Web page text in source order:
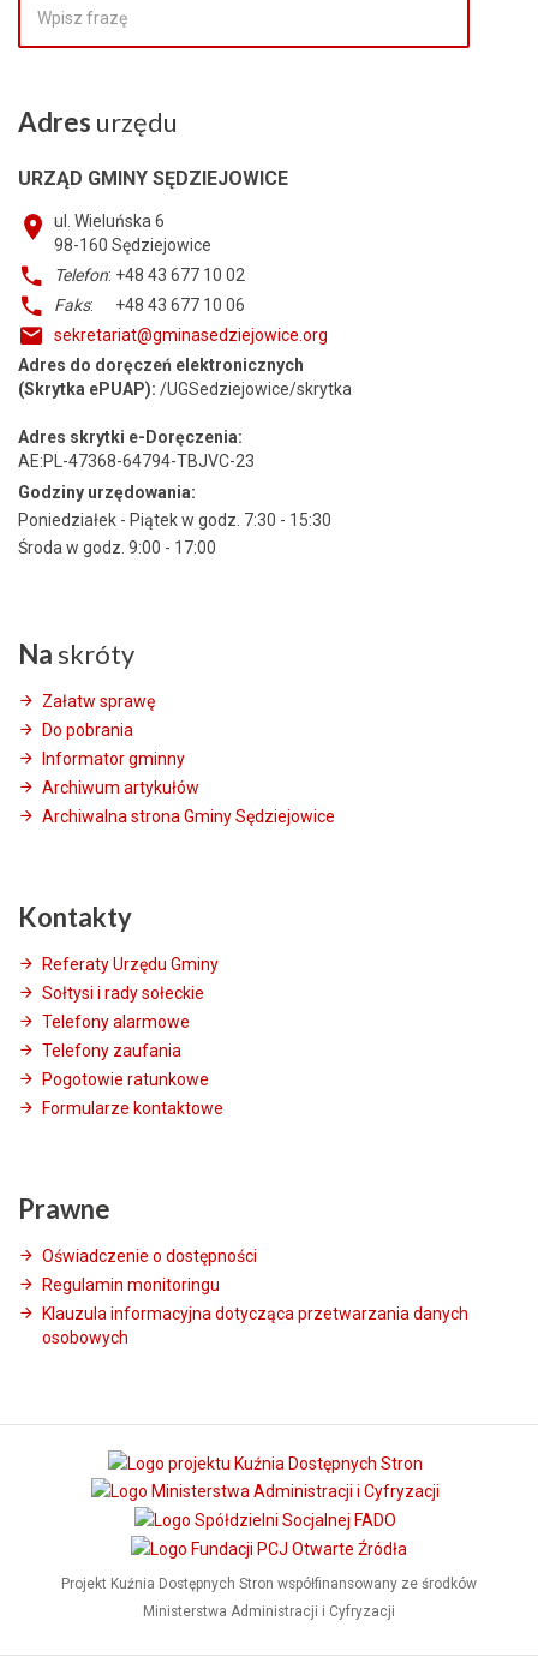
Adres urzędu
URZĄD GMINY SĘDZIEJOWICE
ul. Wieluńska 6
98-160 Sędziejowice
Telefon: +48 43 677 10 02
Faks: +48 43 677 10 06
sekretariat@gminasedziejowice.org
Adres do doręczeń elektronicznych
(Skrytka ePUAP): /UGSedziejowice/skrytka
Adres skrytki e-Doręczenia:
AE:PL-47368-64794-TBJVC-23
Godziny urzędowania:
Poniedziałek - Piątek w godz. 7:30 - 15:30
Środa w godz. 9:00 - 17:00
Na skróty
Załatw sprawę
Do pobrania
Informator gminny
Archiwum artykułów
Archiwalna strona Gminy Sędziejowice
Kontakty
Referaty Urzędu Gminy
Sołtysi i rady sołeckie
Telefony alarmowe
Telefony zaufania
Pogotowie ratunkowe
Formularze kontaktowe
Prawne
Oświadczenie o dostępności
Regulamin monitoringu
Klauzula informacyjna dotycząca przetwarzania danych
osobowych
Projekt Kuźnia Dostępnych Stron współfinansowany ze środków
Ministerstwa Administracji i Cyfryzacji